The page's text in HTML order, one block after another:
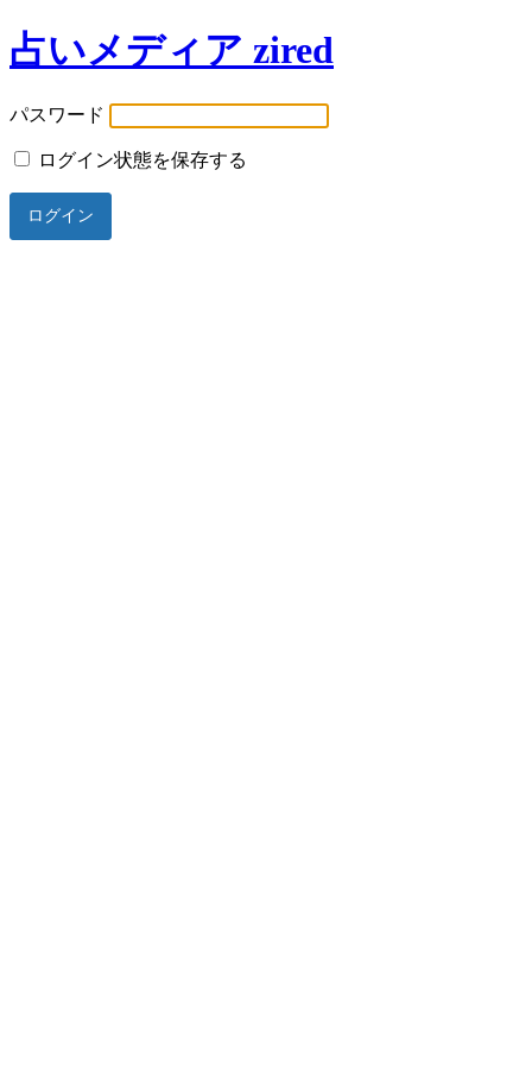
占いメディア zired
パスワード
ログイン状態を保存する